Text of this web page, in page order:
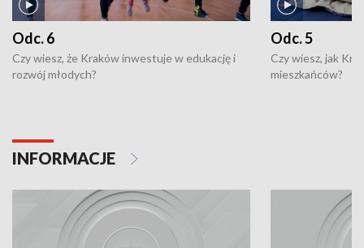
Odc. 6
Czy wiesz, że Kraków inwestuje w edukację i
rozwój młodych?
Odc. 5
Czy wiesz, jak
mieszkańców?
INFORMACJE